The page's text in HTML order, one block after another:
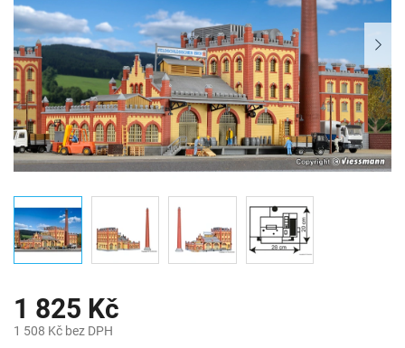
1 825 Kč
1 508 Kč bez DPH